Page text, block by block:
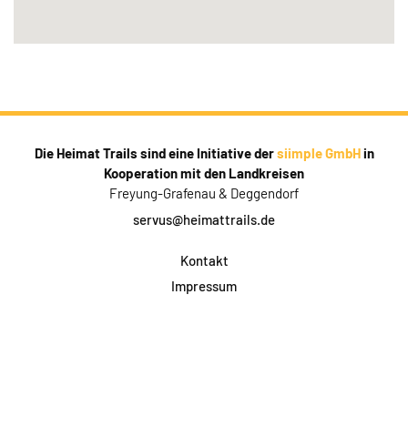
Die Heimat Trails sind eine Initiative dersiimple GmbHin
Kooperation mit den Landkreisen
Freyung-Grafenau & Deggendorf
servus@heimattrails.de
Kontakt
Impressum